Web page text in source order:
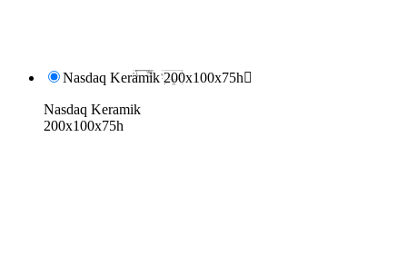
Nasdaq Keramik 200x100x75h
Nasdaq Keramik
200x100x75h